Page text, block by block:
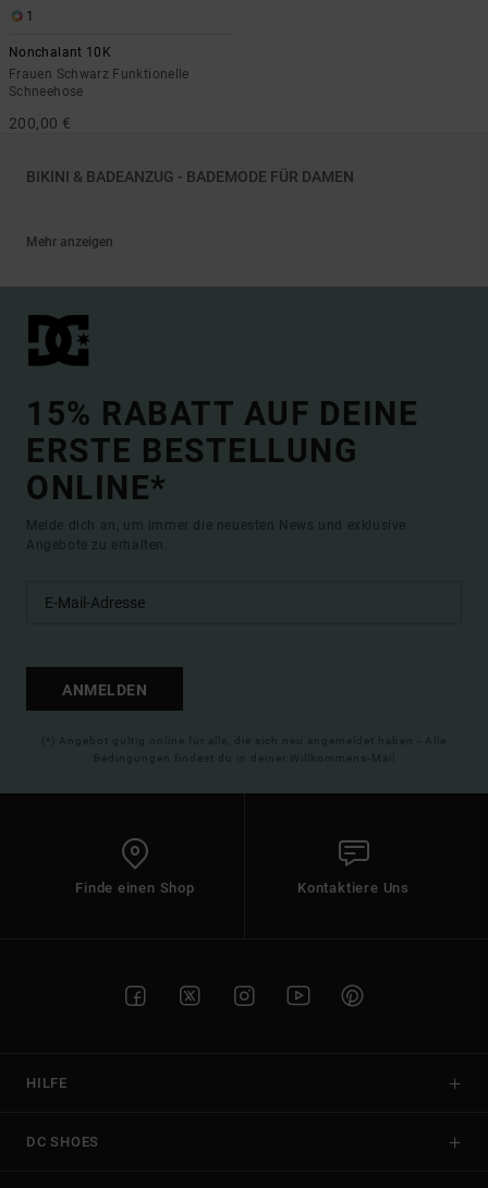
1
Nonchalant 10K
Frauen Schwarz Funktionelle
Schneehose
200,00 €
BIKINI & BADEANZUG - BADEMODE FÜR DAMEN
Mehr anzeigen
15% RABATT AUF DEINE
ERSTE BESTELLUNG
ONLINE*
Melde dich an, um immer die neuesten News und exklusive
Angebote zu erhalten.
ANMELDEN
(*) Angebot gültig online für alle, die sich neu angemeldet haben - Alle
Bedingungen findest du in deiner Willkommens-Mail
Finde einen Shop Kontaktiere Uns
HILFE
DC SHOES